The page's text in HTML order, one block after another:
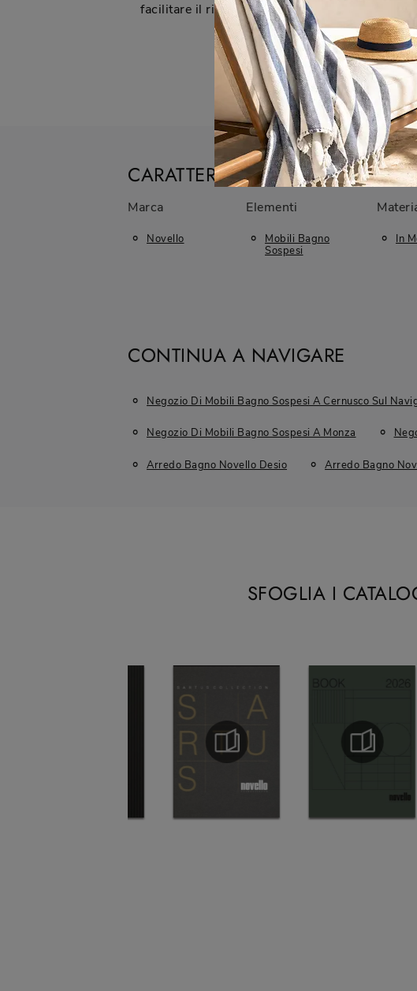
facilitare il rinnovo del tuo bagno.
CARATTERISTICHE
Marca
Novello
Elementi
Mobili Bagno
Sospesi
In
CONTINUA A NAVIGARE
Negozio Di Mobili Bagno Sospesi A Cernusco Sul
Negozio Di Mobili Bagno Sospesi A Monza
Arredo Bagno Novello Desio Arredo Bagno
SFOGLIA I